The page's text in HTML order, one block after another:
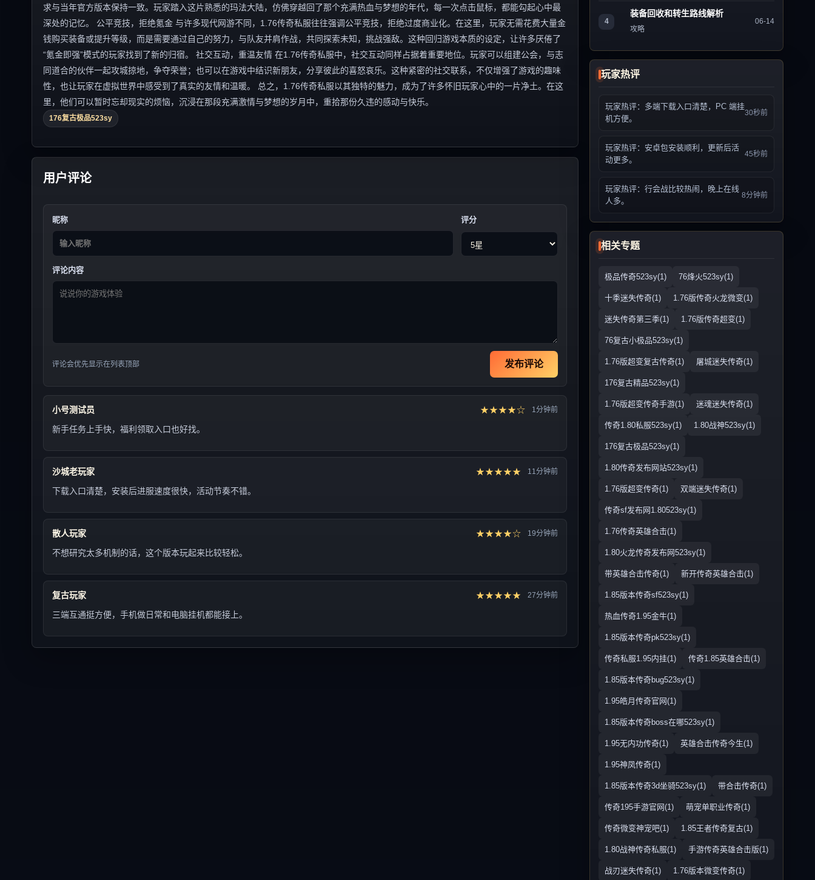
求与当年官方版本保持一致。玩家踏入这片熟悉的玛法大陆，仿佛穿越回了那个充满热血与梦想的年代，每一次点击鼠标，都能勾起心中最
深处的记忆。 公平竞技，拒绝氪金 与许多现代网游不同，1.76传奇私服往往强调公平竞技，拒绝过度商业化。在这里，玩家无需花费大量金
钱购买装备或提升等级，而是需要通过自己的努力，与队友并肩作战，共同探索未知，挑战强敌。这种回归游戏本质的设定，让许多厌倦了
“氪金即强”模式的玩家找到了新的归宿。 社交互动，重温友情 在1.76传奇私服中，社交互动同样占据着重要地位。玩家可以组建公会，与志
同道合的伙伴一起攻城掠地，争夺荣誉；也可以在游戏中结识新朋友，分享彼此的喜怒哀乐。这种紧密的社交联系，不仅增强了游戏的趣味
性，也让玩家在虚拟世界中感受到了真实的友情和温暖。 总之，1.76传奇私服以其独特的魅力，成为了许多怀旧玩家心中的一片净土。在这
里，他们可以暂时忘却现实的烦恼，沉浸在那段充满激情与梦想的岁月中，重拾那份久违的感动与快乐。
176复古极品523sy
用户评论
昵称 评分
评论内容
评论会优先显示在列表顶部 发布评论
小号测试员 ★★★★☆ 1分钟前
新手任务上手快，福利领取入口也好找。
沙城老玩家 ★★★★★ 11分钟前
下载入口清楚，安装后进服速度很快，活动节奏不错。
散人玩家 ★★★★☆ 19分钟前
不想研究太多机制的话，这个版本玩起来比较轻松。
复古玩家 ★★★★★ 27分钟前
三端互通挺方便，手机做日常和电脑挂机都能接上。
4
装备回收和转生路线解析
攻略
06-14
玩家热评
玩家热评：多端下载入口清楚，PC 端挂
机方便。
30秒前
玩家热评：安卓包安装顺利，更新后活
动更多。
45秒前
玩家热评：行会战比较热闹，晚上在线
人多。
8分钟前
相关专题
极品传奇523sy(1) 76烽火523sy(1)
十季迷失传奇(1) 1.76版传奇火龙微变(1)
迷失传奇第三季(1) 1.76版传奇超变(1)
76复古小极品523sy(1)
1.76版超变复古传奇(1) 屠城迷失传奇(1)
176复古精品523sy(1)
1.76版超变传奇手游(1) 迷魂迷失传奇(1)
传奇1.80私服523sy(1) 1.80战神523sy(1)
176复古极品523sy(1)
1.80传奇发布网站523sy(1)
1.76版超变传奇(1) 双端迷失传奇(1)
传奇sf发布网1.80523sy(1)
1.76传奇英雄合击(1)
1.80火龙传奇发布网523sy(1)
带英雄合击传奇(1) 新开传奇英雄合击(1)
1.85版本传奇sf523sy(1)
热血传奇1.95金牛(1)
1.85版本传奇pk523sy(1)
传奇私服1.95内挂(1) 传奇1.85英雄合击(1)
1.85版本传奇bug523sy(1)
1.95皓月传奇官网(1)
1.85版本传奇boss在哪523sy(1)
1.95无内功传奇(1) 英雄合击传奇今生(1)
1.95神凤传奇(1)
1.85版本传奇3d坐骑523sy(1) 带合击传奇(1)
传奇195手游官网(1) 萌宠单职业传奇(1)
传奇微变神宠吧(1) 1.85王者传奇复古(1)
1.80战神传奇私服(1) 手游传奇英雄合击版(1)
战刃迷失传奇(1) 1.76版本微变传奇(1)